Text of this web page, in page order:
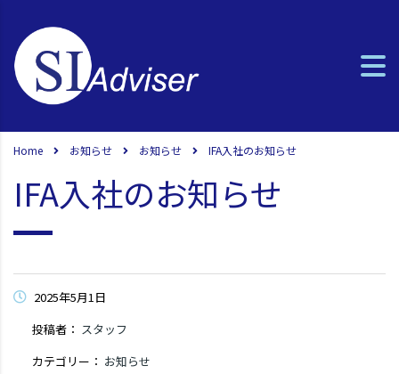
Home お知らせ お知らせ IFA入社のお知らせ
IFA入社のお知らせ
2025年5月1日
投稿者： スタッフ
カテゴリー： お知らせ